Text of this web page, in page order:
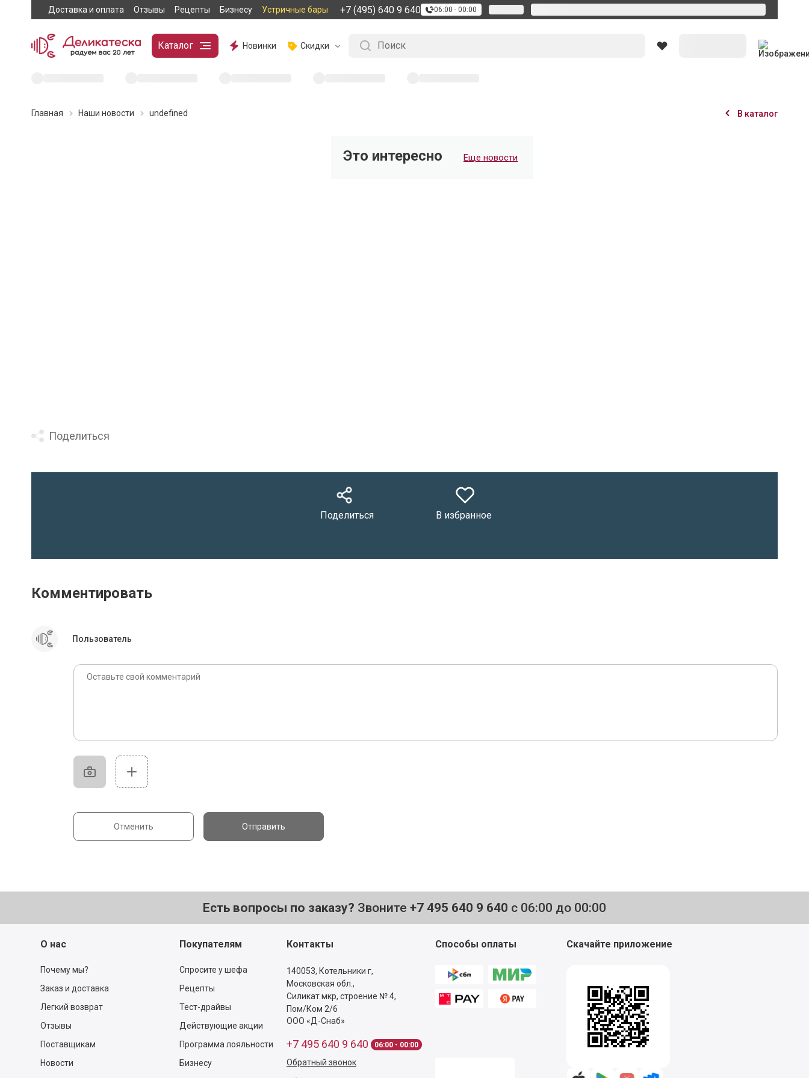
Доставка и оплата Отзывы Рецепты Бизнесу Устричные бары +7 (495) 640 9 640 06:00 - 00:00
Каталог Новинки Скидки
Главная Наши новости undefined В каталог
Поделиться
Это интересно Еще новости
Поделиться В избранное
Комментировать
Пользователь
Отменить Отправить
Есть вопросы по заказу? Звоните +7 495 640 9 640 с 06:00 до 00:00
О нас
Почему мы?
Заказ и доставка
Легкий возврат
Отзывы
Поставщикам
Новости
Покупателям
Спросите у шефа
Рецепты
Тест-драйвы
Действующие акции
Программа лояльности
Бизнесу
Контакты
140053, Котельники г,
Московская обл.,
Силикат мкр, строение № 4,
Пом/Ком 2/6
ООО «Д-Снаб»
+7 495 640 9 640 06:00 - 00:00
Обратный звонок
Способы оплаты Скачайте приложение